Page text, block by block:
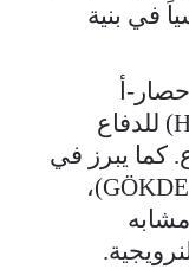
في بنية
أ
(HİSAR-A) وحصار-أو (HİSAR-O) للدفاع
كما يبرز في
هذا السياق نظام غوكدمير (GÖKDEMİR)،